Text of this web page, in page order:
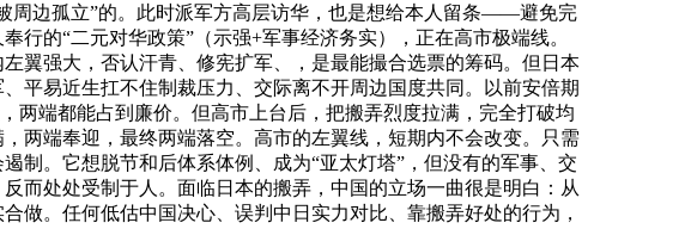
周边孤立”的。此时派军方高层访华，也是想给本人留条——避免完
的“二元对华政策”（示强+军事经济务实），正在高市极端线。
翼强大，否认汗青、修宪扩军、，是最能撮合选票的筹码。但日本
易近生扛不住制裁压力、交际离不开周边国度共同。以前安倍期
两端都能占到廉价。但高市上台后，把搬弄烈度拉满，完全打破均
两端奉迎，最终两端落空。高市的左翼线，短期内不会改变。只需
制。它想脱节和后体系体例、成为“亚太灯塔”，但没有的军事、交
而处处受制于人。面临日本的搬弄，中国的立场一曲很是明白：从
做。任何低估中国决心、误判中日实力对比、靠搬弄好处的行为，